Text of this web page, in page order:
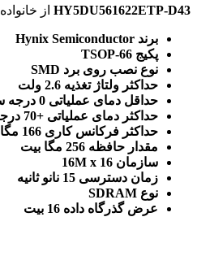
HY5DU561622ETP-D43 از خانواده
برند Hynix Semiconductor
پکیج TSOP-66
نوع نصب روی برد SMD
حداکثر ولتاژ تغذیه 2.6 ولت
حداقل دمای عملیاتی 0 درجه سانتیگراد
حداکثر دمای عملیاتی +70 درجه سانتیگراد
حداکثر فرکانس کاری 166 مگا هرتز
مقدار حافظه 256 مگا بیت
سازمان 16M x 16
زمان دسترسی 15 نانو ثانیه
نوع SDRAM
عرض گذرگاه داده 16 بیت